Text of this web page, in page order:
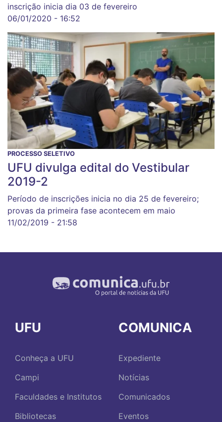
inscrição inicia dia 03 de fevereiro
06/01/2020 - 16:52
PROCESSO SELETIVO
UFU divulga edital do Vestibular
2019-2
Período de inscrições inicia no dia 25 de fevereiro;
provas da primeira fase acontecem em maio
11/02/2019 - 21:58
UFU
Conheça a UFU
Campi
Faculdades e Institutos
Bibliotecas
COMUNICA
Expediente
Notícias
Comunicados
Eventos